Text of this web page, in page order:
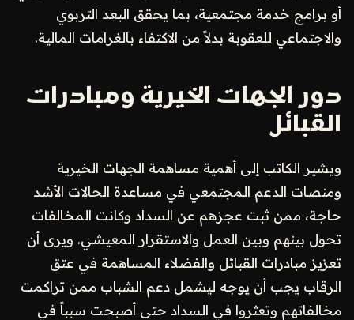
أو برامج خدمة مجتمعية، بما يحقق البعد التربوي
والاجتماعي للعقوبة بدلاً من الاكتفاء بالغرامات المالية.
دور الجهات الخيرية ومبادرات
القبائل
ويشير الكاتب إلى أهمية مساهمة الجهات الخيرية
ومنصات الدعم المجتمعي في مساعدة الحالات الأشد
حاجة، ممن ثبت عجزهم عن السداد وكانت المخالفات
تحول بينهم وبين العمل والاستقرار المعيشي. ويرى أن
تعزيز مبادرات القبائل والفضلاء المساهمة في عتق
الرقاب يجب أن يوجه ليشمل دعم الشباب ممن تراكمت
مخالفاتهم وتعثروا في السداد حتى أصبحت سبباً في